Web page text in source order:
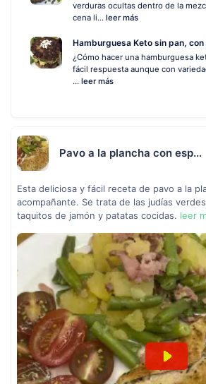
verduras ocultas dentro de la
cena li... leer más
Hamburguesa Keto sin pan, con
¿Cómo hacer una hamburguesa
fácil respuesta aunque con
... leer más
Pavo a la plancha con esp...
Esta deliciosa y fácil receta de pavo a la
acompañante. Se trata de las judías
taquitos de jamón y patatas cocidas. leer